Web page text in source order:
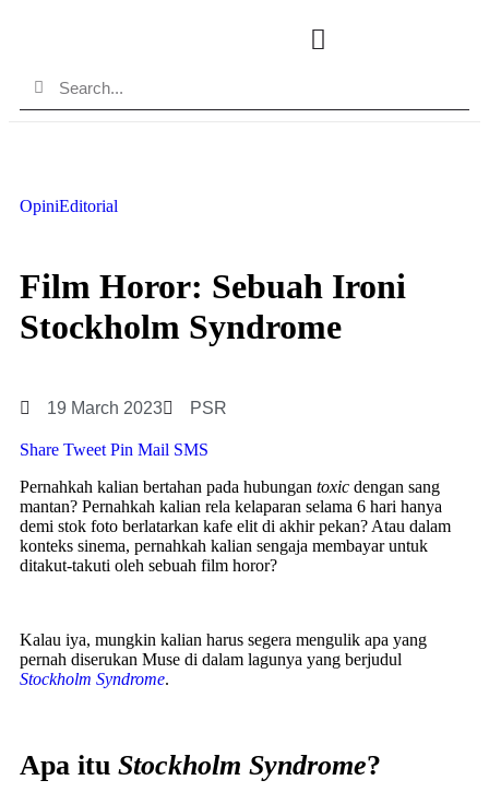
OpiniEditorial
Film Horor: Sebuah Ironi
Stockholm Syndrome
19 March 2023 PSR
Share Tweet Pin Mail SMS
Pernahkah kalian bertahan pada hubungan toxic dengan sang
mantan? Pernahkah kalian rela kelaparan selama 6 hari hanya
demi stok foto berlatarkan kafe elit di akhir pekan? Atau dalam
konteks sinema, pernahkah kalian sengaja membayar untuk
ditakut-takuti oleh sebuah film horor?
Kalau iya, mungkin kalian harus segera mengulik apa yang
pernah diserukan Muse di dalam lagunya yang berjudul
Stockholm Syndrome.
Apa itu Stockholm Syndrome?